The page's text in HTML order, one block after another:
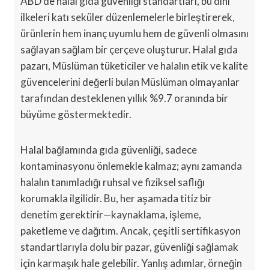
ilkeleri katı seküler düzenlemelerle birleştirerek,
ürünlerin hem inanç uyumlu hem de güvenli olmasını
sağlayan sağlam bir çerçeve oluşturur. Halal gıda
pazarı, Müslüman tüketiciler ve halalın etik ve kalite
güvencelerini değerli bulan Müslüman olmayanlar
tarafından desteklenen yıllık %9.7 oranında bir
büyüme göstermektedir.
Halal bağlamında gıda güvenliği, sadece
kontaminasyonu önlemekle kalmaz; aynı zamanda
halalın tanımladığı ruhsal ve fiziksel saflığı
korumakla ilgilidir. Bu, her aşamada titiz bir
denetim gerektirir—kaynaklama, işleme,
paketleme ve dağıtım. Ancak, çeşitli sertifikasyon
standartlarıyla dolu bir pazar, güvenliği sağlamak
için karmaşık hale gelebilir. Yanlış adımlar, örneğin